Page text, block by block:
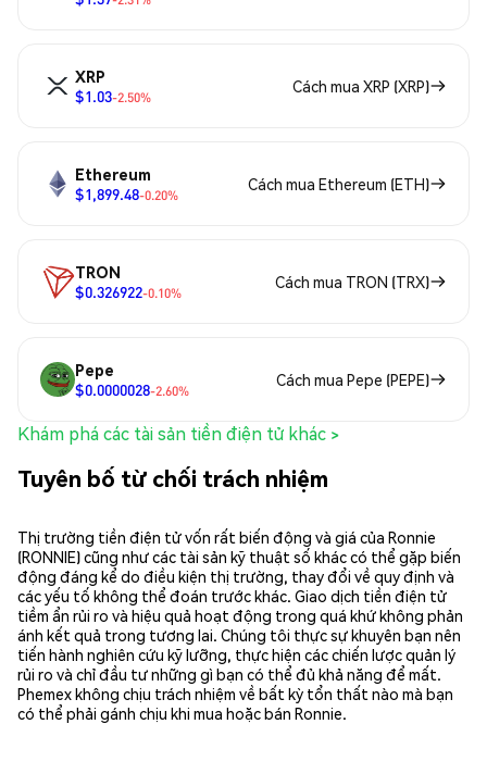
XRP
$1.03-2.50%
Cách mua XRP (XRP)
Ethereum
$1,899.48-0.20%
Cách mua Ethereum (ETH)
TRON
$0.326922-0.10%
Cách mua TRON (TRX)
Pepe
$0.0000028-2.60%
Cách mua Pepe (PEPE)
Khám phá các tài sản tiền điện tử khác >
Tuyên bố từ chối trách nhiệm
Thị trường tiền điện tử vốn rất biến động và giá của Ronnie
(RONNIE) cũng như các tài sản kỹ thuật số khác có thể gặp biến
động đáng kể do điều kiện thị trường, thay đổi về quy định và
các yếu tố không thể đoán trước khác. Giao dịch tiền điện tử
tiềm ẩn rủi ro và hiệu quả hoạt động trong quá khứ không phản
ánh kết quả trong tương lai. Chúng tôi thực sự khuyên bạn nên
tiến hành nghiên cứu kỹ lưỡng, thực hiện các chiến lược quản lý
rủi ro và chỉ đầu tư những gì bạn có thể đủ khả năng để mất.
Phemex không chịu trách nhiệm về bất kỳ tổn thất nào mà bạn
có thể phải gánh chịu khi mua hoặc bán Ronnie.